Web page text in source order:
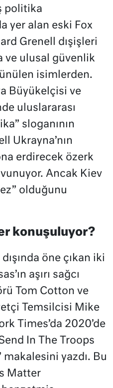
politika
yer alan eski Fox
Grenell dışişleri
ve ulusal güvenlik
isimlerden.
Büyükelçisi ve
uluslararası
sloganının
Ukrayna’nın
erdirecek özerk
Ancak Kiev
olduğunu
konuşuluyor?
öne çıkan iki
aşırı sağcı
Tom Cotton ve
Temsilcisi Mike
Times’da 2020’de
In The Troops
yazdı. Bu
Matter